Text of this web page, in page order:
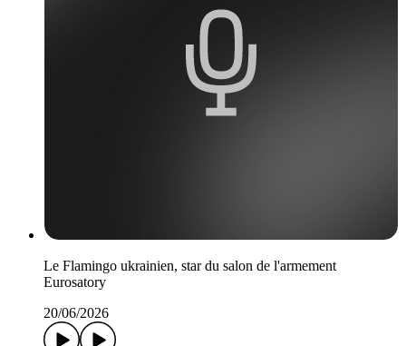
Le Flamingo ukrainien, star du salon de l'armement
Eurosatory
20/06/2026